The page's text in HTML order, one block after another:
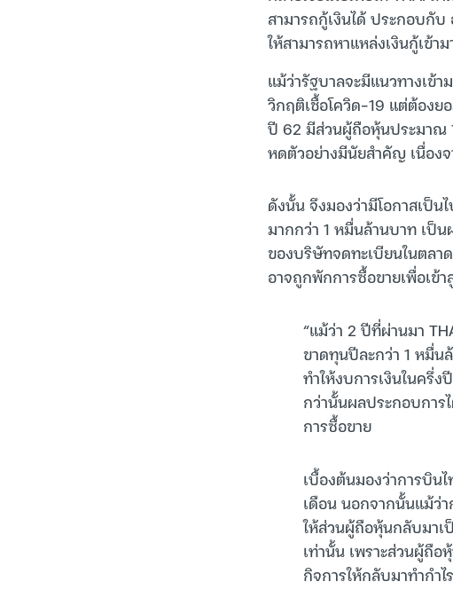
สามารถกู้เงินได้ ประกอบกับ
ให้สามารถหาแหล่งเงินกู้เข้
แม้ว่ารัฐบาลจะมีแนวทางเข้
วิกฤติเชื้อโควิด-19 แต่ต้องย
ปี 62 มีส่วนผู้ถือหุ้นประมาณ
หดตัวอย่างมีนัยสำคัญ เนื่อง
ดังนั้น จึงมองว่ามีโอกาสเป็น
มากกว่า 1 หมื่นล้านบาท เป็
ของบริษัทจดทะเบียนในตล
อาจถูกพักการซื้อขายเพื่อเข้
“แม้ว่า 2 ปีที่ผ่านมา
ขาดทุนปีละกว่า 1 หมื่น
ทำให้งบการเงินในครึ่
กว่านั้นผลประกอบการ
การซื้อขาย
เบื้องต้นมองว่าการบิน
เดือน นอกจากนั้นแม้ว่า
ให้ส่วนผู้ถือหุ้นกลับมาเ
เท่านั้น เพราะส่วนผู้ถื
กิจการให้กลับมาทำกำ